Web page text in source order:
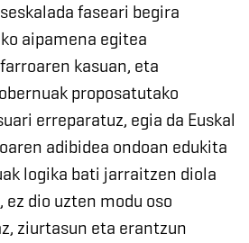
faseari begira
aipamena egitea
kasuan, eta
proposatutako
erreparatuz, egia da Euskal
adibidea ondoan edukita
logika bati jarraitzen diola
ez dio uzten modu oso
ziurtasun eta erantzun